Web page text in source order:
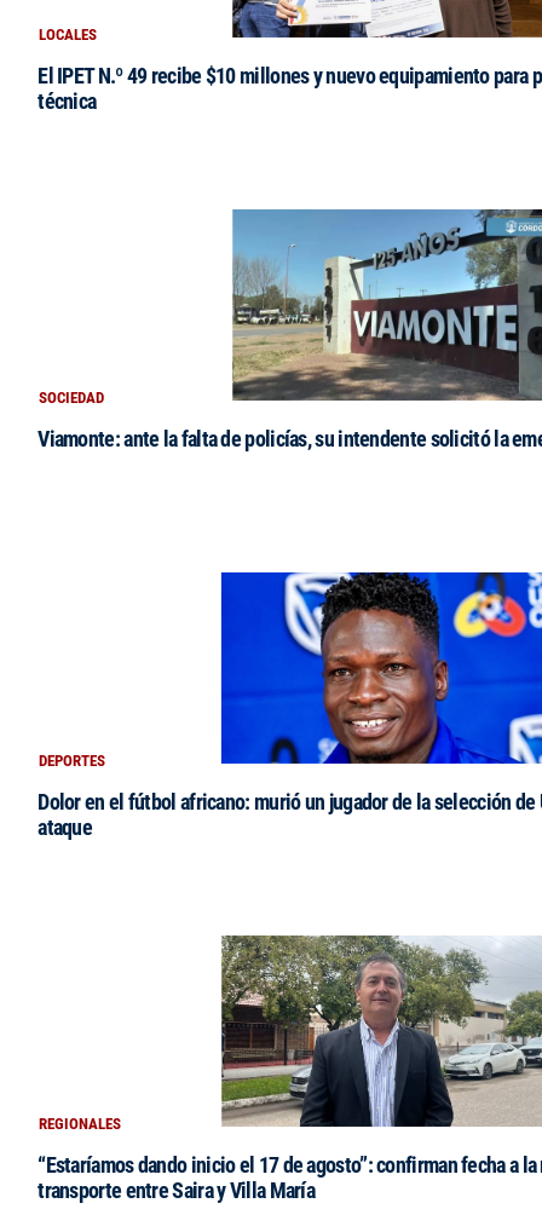
LOCALES
El IPET N.º 49 recibe $10 millones y nuevo equipamiento para
técnica
SOCIEDAD
Viamonte: ante la falta de policías, su intendente solicitó la
DEPORTES
Dolor en el fútbol africano: murió un jugador de la selección
ataque
REGIONALES
“Estaríamos dando inicio el 17 de agosto”: confirman fecha a
transporte entre Saira y Villa María